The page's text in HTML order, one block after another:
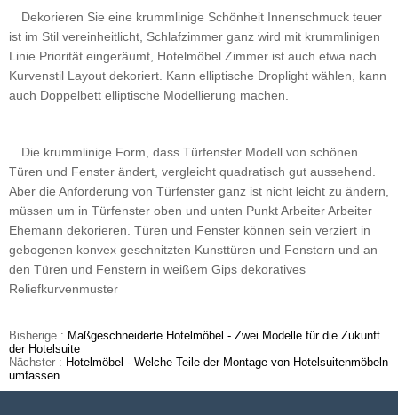
Dekorieren Sie eine krummlinige Schönheit Innenschmuck teuer
ist im Stil vereinheitlicht, Schlafzimmer ganz wird mit krummlinigen
Linie Priorität eingeräumt, Hotelmöbel Zimmer ist auch etwa nach
Kurvenstil Layout dekoriert. Kann elliptische Droplight wählen, kann
auch Doppelbett elliptische Modellierung machen.
Die krummlinige Form, dass Türfenster Modell von schönen
Türen und Fenster ändert, vergleicht quadratisch gut aussehend.
Aber die Anforderung von Türfenster ganz ist nicht leicht zu ändern,
müssen um in Türfenster oben und unten Punkt Arbeiter Arbeiter
Ehemann dekorieren. Türen und Fenster können sein verziert in
gebogenen konvex geschnitzten Kunsttüren und Fenstern und an
den Türen und Fenstern in weißem Gips dekoratives
Reliefkurvenmuster
Bisherige : Maßgeschneiderte Hotelmöbel - Zwei Modelle für die Zukunft
der Hotelsuite
Nächster : Hotelmöbel - Welche Teile der Montage von Hotelsuitenmöbeln
umfassen